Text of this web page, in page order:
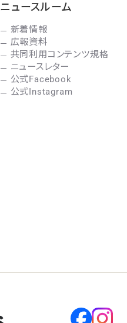
ニュースルーム
新着情報
広報資料
共同利用コンテンツ規格
ニュースレター
公式Facebook
公式Instagram